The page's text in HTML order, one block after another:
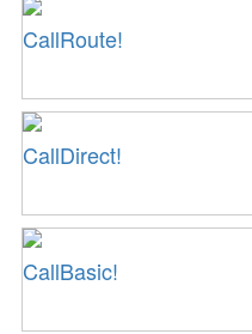
CallRoute!
CallDirect!
CallBasic!